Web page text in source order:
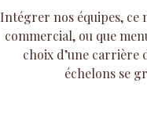
Intégrer nos équipes, ce
commercial, ou que
choix d’une carrière
échelons se